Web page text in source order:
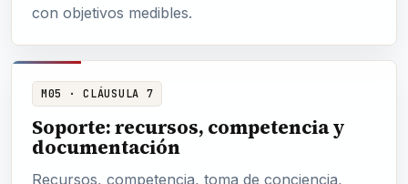
con objetivos medibles.
M05 · CLÁUSULA 7
Soporte: recursos, competencia y
documentación
Recursos, competencia, toma de conciencia,